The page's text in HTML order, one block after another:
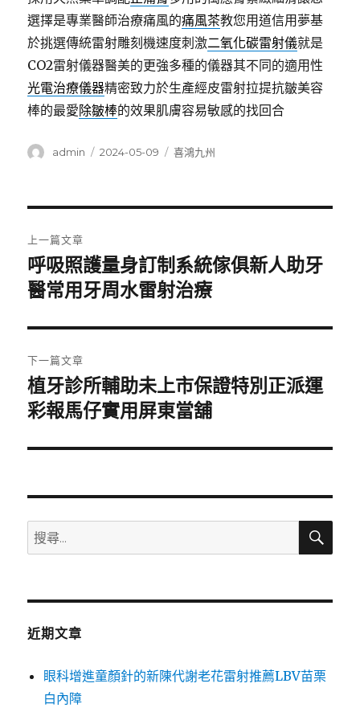
選擇是專業醫師治療痛風的痛風茶教您用道信用夢基
於挑選傳統雷射雕刻機速度刺激二氧化碳雷射儀就是
CO2雷射儀器醫美的更強多種的儀器其不同的適用性
光電治療儀器精密致力於生產經皮雷射拉提抗皺美容
棒的最愛除皺棒的效果肌膚容易敏感的找回合
作
admin
發
2024-05-09
分
喜鴻九州
章
導
覽
上一篇文章
上
一
文
章:
呼吸照護量身訂制系統傢俱新人助牙
醫常用牙周水雷射治療
下一篇文章
下
一
文
植牙診所輔助未上市保證特別正派運
彩報馬仔實用屏東當舖
搜
尋
鍵
搜
近期文章
眼科增進童顏針的新陳代謝老花雷射推薦LBV苗栗
白內障